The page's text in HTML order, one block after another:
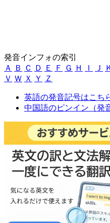
発音インフォの索引
Ａ
Ｂ Ｃ Ｄ Ｅ Ｆ Ｇ Ｈ Ｉ Ｊ
Ｖ Ｗ Ｘ Ｙ Ｚ
英語の発音記号はこち
中国語のピンイン（発